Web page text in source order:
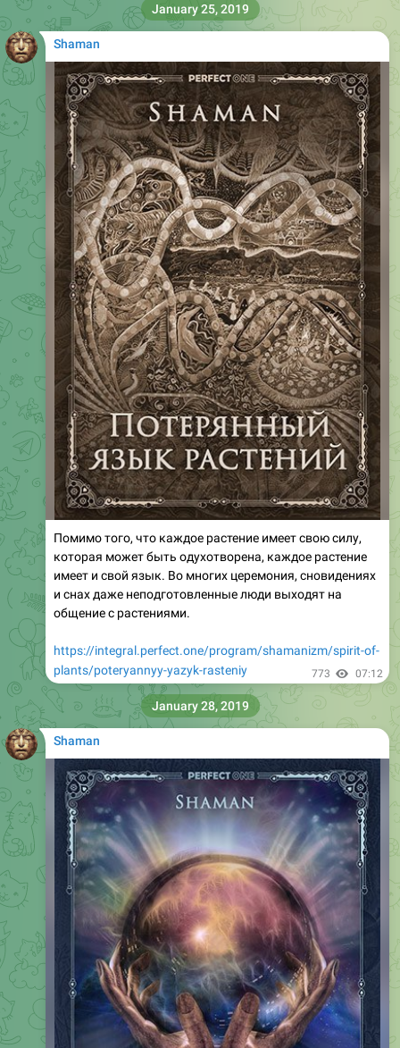
Shaman
Помимо того, что каждое растение имеет свою силу,
которая может быть одухотворена, каждое растение
имеет и свой язык. Во многих церемония, сновидениях
и снах даже неподготовленные люди выходят на
общение с растениями.
https://integral.perfect.one/program/shamanizm/spirit-of-
plants/poteryannyy-yazyk-rasteniy
773 07:12
January 25, 2019
Shaman
January 28, 2019